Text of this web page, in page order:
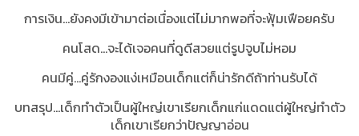
การเงิน...ยังคงมีเข้ามาต่อเนื่องแต่ไม่มากพอที่จะฟุ้มเฟือยครับ
คนโสด...จะได้เจอคนที่ดูดีสวยแต่รูปจูบไม่หอม
คนมีคู่...คู่รักงองแง่เหมือนเด็กแต่ก็น่ารักดีถ้าท่านรับได้
บทสรุป...เด็กทำตัวเป็นผู้ใหญ่เขาเรียกเด็กแก่แดดแต่ผู้ใหญ่ทำตัว
เด็กเขาเรียกว่าปัญญาอ่อน